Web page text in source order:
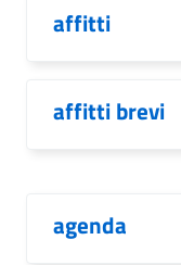
affitti
affitti brevi
agenda